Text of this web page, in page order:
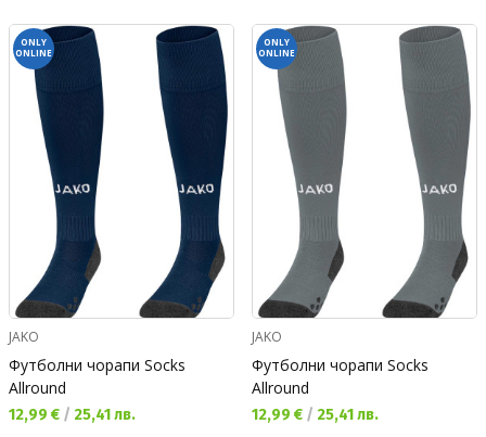
ONLY
ONLINE
JAKO
Футболни чорапи Socks
Allround
Текуща цена:
12,99 € / 25,41 лв.
ONLY
ONLINE
JAKO
Футболни чорапи Socks
Allround
Текуща цена:
12,99 € / 25,41 лв.